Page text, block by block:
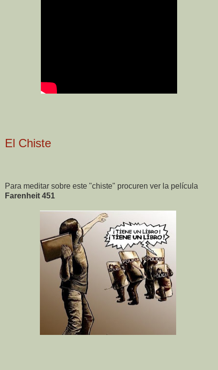
El Chiste
Para meditar sobre este "chiste" procuren ver la película
Farenheit 451